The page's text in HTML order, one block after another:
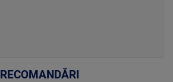
RECOMANDĂRI